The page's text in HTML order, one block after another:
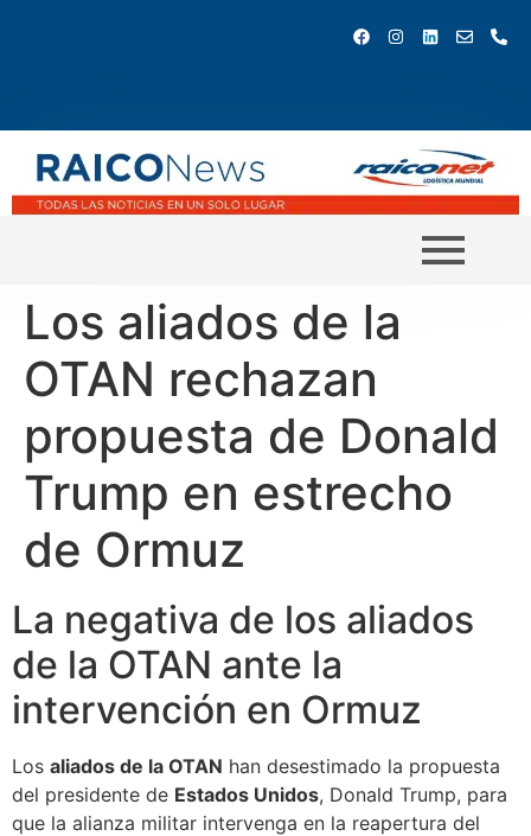
Los aliados de la
OTAN rechazan
propuesta de Donald
Trump en estrecho
de Ormuz
La negativa de los aliados
de la OTAN ante la
intervención en Ormuz
Los aliados de la OTAN han desestimado la propuesta
del presidente de Estados Unidos, Donald Trump, para
que la alianza militar intervenga en la reapertura del